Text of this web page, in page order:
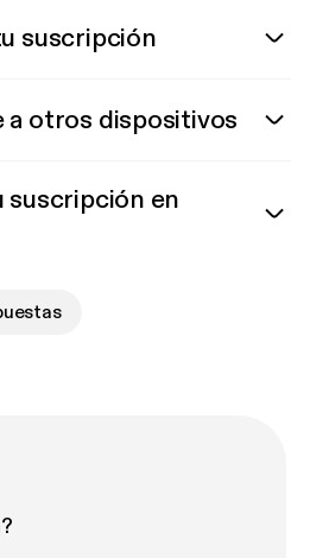
suscripción
otros dispositivos
suscripción en